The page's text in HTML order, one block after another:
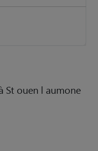
St ouen l aumone